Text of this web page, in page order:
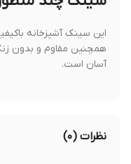
این سینک آشپزخانه
همچنین مقاوم و بدون زنگ
آسان است.
نظرات (۰)